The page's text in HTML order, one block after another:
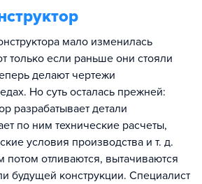
мало изменилась
только если раньше они стояли
делают чертежи
Но суть осталась прежней:
разрабатывает детали
по ним технические расчеты,
условия производства и т. д.
потом отливаются, вытачиваются
будущей конструкции. Специалист